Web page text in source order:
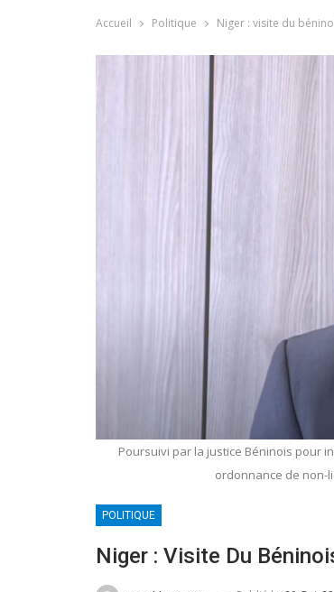
Accueil Politique Niger : visite du
Poursuivi par la justice Béninois pour
ordonnance de non-
POLITIQUE
Niger : Visite Du